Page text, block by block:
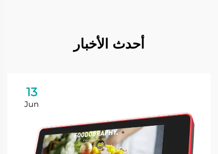
أحدث الأخبار
13
Jun